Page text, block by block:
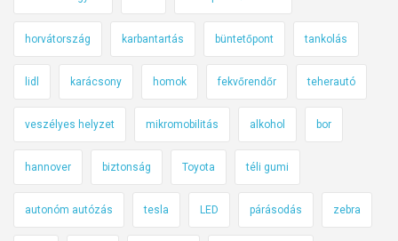
horvátország karbantartás büntetőpont tankolás
lidl karácsony homok fekvőrendőr teherautó
veszélyes helyzet mikromobilitás alkohol bor
hannover biztonság Toyota téli gumi
autonóm autózás tesla LED párásodás zebra